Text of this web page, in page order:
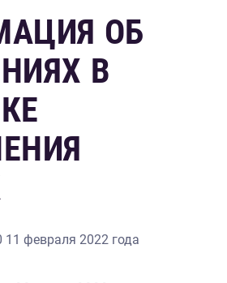
ОБ
В
11 февраля 2022 года